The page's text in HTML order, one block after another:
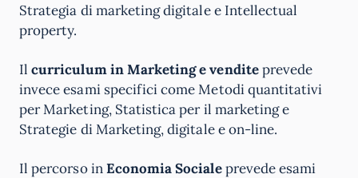
Strategia di marketing digitale e Intellectual
property.
Ilcurriculum in Marketing e venditeprevede
invece esami specifici come Metodi quantitativi
per Marketing, Statistica per il marketing e
Strategie di Marketing, digitale e on-line.
Il percorso inEconomia Socialeprevede esami